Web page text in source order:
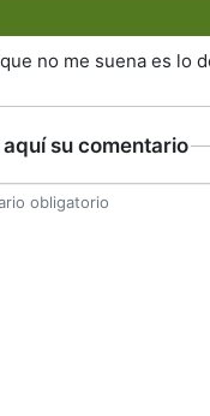
no me suena es lo
su comentario